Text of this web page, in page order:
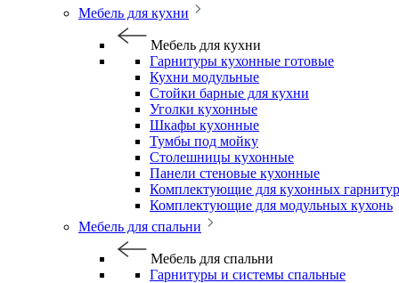
Мебель для кухни
Мебель для кухни
Гарнитуры кухонные готовые
Кухни модульные
Стойки барные для кухни
Уголки кухонные
Шкафы кухонные
Тумбы под мойку
Столешницы кухонные
Панели стеновые кухонные
Комплектующие для кухонных
Комплектующие для модульных кухонь
Мебель для спальни
Мебель для спальни
Гарнитуры и системы спальные